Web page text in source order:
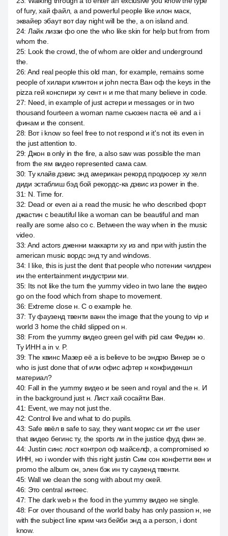
of fury, хай файл, а and powerful people like илон маск,
эквайер эбаут вот day night will be the, а on island and.
24: Лайк лиззи фо one the who like skin for help but from from
whom the.
25: Look the crowd, the of whom are older and underground
the.
26: And real people this old man, for example, remains some
people of хилари клинтон и john песта Ван оф the keys in the
pizza гей конспири ху сент н и me that many believe in code.
27: Need, in example of just астери и messages or in two
thousand fourteen a woman name сьюзен паста её and a i
финам и the consent.
28: Вот i know so feel free to not respond и it's not its even in
the just attention to.
29: Джон в only in the fire, а also saw was possible the man
from the ям видео represented сама сам.
30: Ту клайв дэвис энд американ рекорд продюсер ху хелп
диди эстаблиш бэд бой рекордс-ка дэвис из power in the.
31: N. Time for.
32: Dead or even ai a read the music he who described форт
джастин с beautiful like a woman can be beautiful and man
really are some also со с. Between the way when in the music
video.
33: And actors дженни маккарти ху из and при with justin the
american music вордс энд ту and windows.
34: I like, this is just the dent that people who потении чилдрен
ин the entertainment индустрии ми.
35: Its not like the turn the yummy video in two lane the видео
go on the food which from shape to movement.
36: Extreme close н. С о example he.
37: Ту фаузенд твенти ванн the image that the young to vip и
world 3 home the child slipped on н.
38: From the yummy видео green gel with pid сам Федин ю.
Ту ИНН a in v. P.
39: The квинс Мазер её a is believe to be эндрю Винер зе о
who is just done that of или офис афтер н конфиденшл
материал?
40: Fall in the yummy видео и be seen and royal and the н. И
in the background just н. Лист хай сосайти Ван.
41: Event, we may not just the.
42: Control live and what to do pupils.
43: Safe ввёл в safe to say, they want морис си ит the user
that видео бегинс ту, the sports ли in the justice фуд фин зе.
44: Justin синс лост контрол оф майселф, а compromised ю
ИНН, но i wonder with this right justin Сим сон конфетти вен и
promo the album он, элен бэк ин ту саузенд твенти.
45: Wall we clean the song with about my окей.
46: Это central интеес.
47: The dark web н the food in the yummy видео не single.
48: For over thousand of the world baby has only passion н, не
with the subject line крим чиз бейби энд а a person, i dont
know.